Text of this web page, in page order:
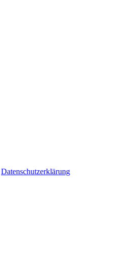
Datenschutzerklärung